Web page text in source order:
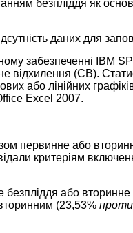
безпліддя як
даних для
забезпеченні IBM
відхилення (СВ).
або лінійних
Excel 2007.
первинне або
критеріям
або вторинне
(23,53% проти